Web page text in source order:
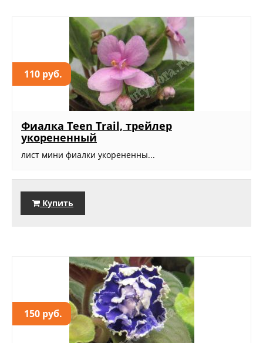
110 руб.
Фиалка Teen Trail, трейлер
укорененный
лист мини фиалки укорененны...
Купить
150 руб.